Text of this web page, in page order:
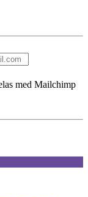
med Mailchimp